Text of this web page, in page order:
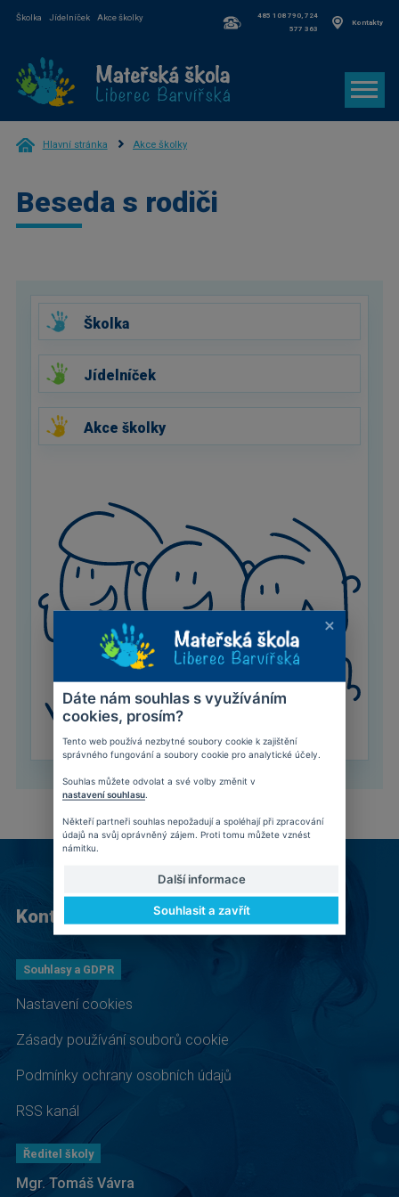
Školka Jídelníček Akce školky
485 108 790, 724
577 363
Kontakty
Hlavní stránka Akce školky
Beseda s rodiči
Školka
Jídelníček
Akce školky
Kontakt
Souhlasy a GDPR
Nastavení cookies
Zásady používání souborů cookie
Podmínky ochrany osobních údajů
RSS kanál
Ředitel školy
Mgr. Tomáš Vávra
Dáte nám souhlas s využíváním
cookies, prosím?
Tento web používá nezbytné soubory cookie k zajištění
správného fungování a soubory cookie pro analytické účely.
Souhlas můžete odvolat a své volby změnit v
nastavení souhlasu
Někteří partneři souhlas nepožadují a spoléhají při zpracování
údajů na svůj oprávněný zájem. Proti tomu můžete vznést
námitku.
Další informace
Souhlasit a zavřít